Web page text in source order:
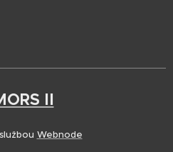
II
Webnode